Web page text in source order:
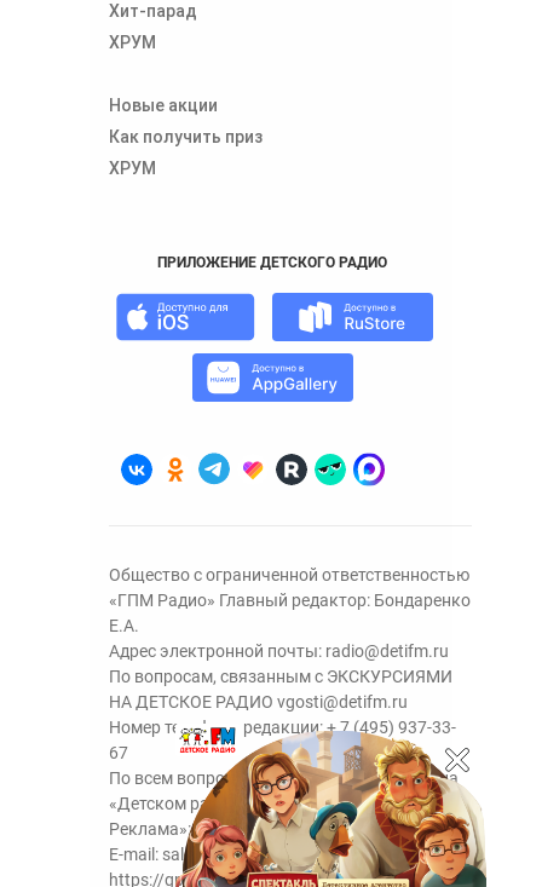
Хит-парад
ХРУМ
Новые акции
Как получить приз
ХРУМ
ПРИЛОЖЕНИЕ ДЕТСКОГО РАДИО
Общество с ограниченной ответственностью
«ГПМ Радио» Главный редактор: Бондаренко
Е.А.
Адрес электронной почты: radio@detifm.ru
По вопросам, связанным с ЭКСКУРСИЯМИ
НА ДЕТСКОЕ РАДИО vgosti@detifm.ru
Номер телефона редакции:+ 7 (495) 937-33-
67
По всем вопросам размещения рекламы на
«Детском радио» - сейлз-хаус «ГПМ
Реклама»:+7 (495) 921-40-41
E-mail: sales@gazprom-media.ru
https://gpmsaleshouse.ru/